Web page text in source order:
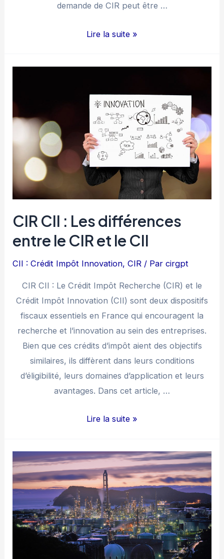
demande de CIR peut être …
CIR
Courantes
à
Éviter
Lire la suite »
CIR CII : Les différences
entre le CIR et le CII
CII : Crédit Impôt Innovation,CIR / Parcirgpt
CIR CII : Le Crédit Impôt Recherche (CIR) et le
Crédit Impôt Innovation (CII) sont deux dispositifs
fiscaux essentiels en France qui encouragent la
recherche et l’innovation au sein des entreprises.
Bien que ces crédits d’impôt aient des objectifs
similaires, ils diffèrent dans leurs conditions
d’éligibilité, leurs domaines d’application et leurs
avantages. Dans cet article, …
CIR
Les
différences
entre
le
CIR
et
Lire la suite »